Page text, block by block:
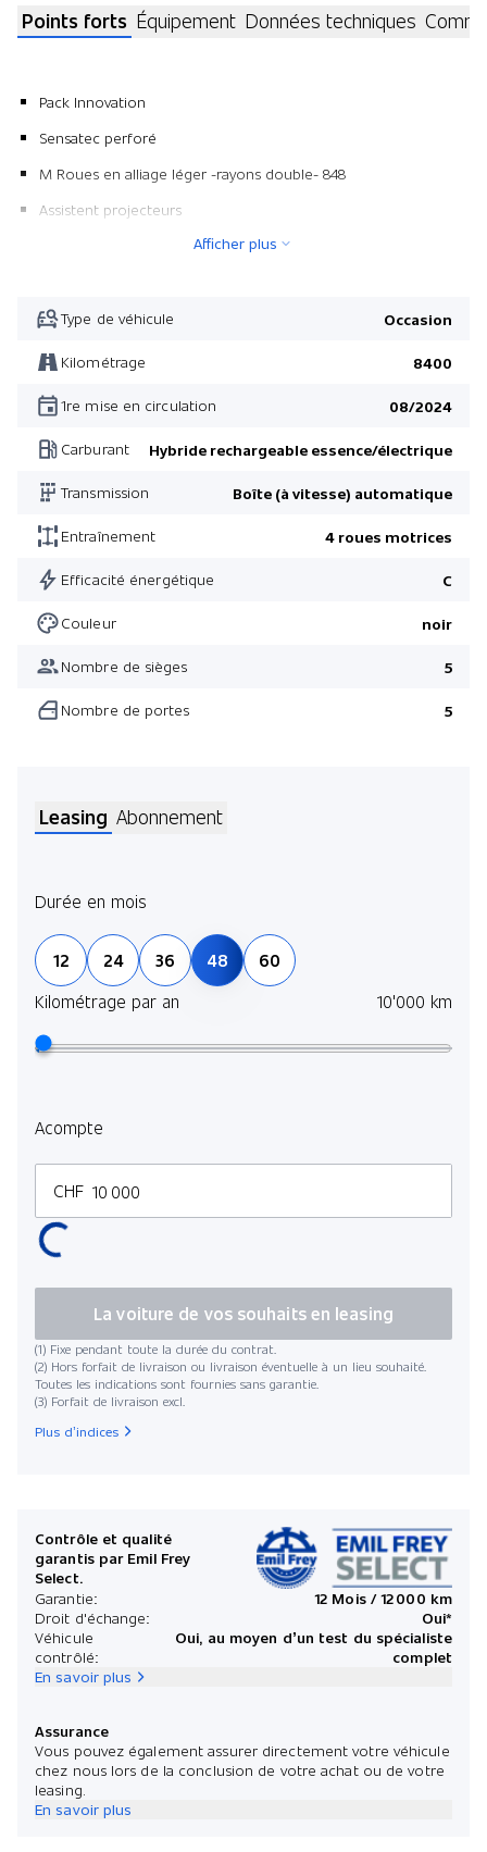
Points forts Équipement Données techniques
Pack Innovation
Sensatec perforé
M Roues en alliage léger -rayons double- 848
Assistent projecteurs
Direction sports variable
Alarme antivol
Pack M Sport
Pack Travel
Attelage de remorque
Vitres athermiques
Driving Assistant
Pack M Sport
Pack M Sport Pro
Pack Innovation
Afficher plus
Type de véhicule Occasion
Kilométrage 8400
1re mise en circulation 08/2024
Carburant Hybride rechargeable essence/électrique
Transmission Boîte (à vitesse) automatique
Entraînement 4 roues motrices
Efficacité énergétique C
Couleur noir
Nombre de sièges 5
Nombre de portes 5
Leasing Abonnement
Durée en mois
12 24 36 48
60
Kilométrage par an
10'000 km
Acompte
CHF
(1) Fixe pendant toute la durée du contrat.
(2) Hors forfait de livraison ou livraison éventuelle à un lieu souhaité.
Toutes les indications sont fournies sans garantie.
(3) Forfait de livraison excl.
La voiture de vos souhaits en leasing
Plus d’indices
Contrôle et qualité
garantis par Emil Frey
Select.
Garantie:
12 Mois / 12 000 km
Droit d'échange:
Oui*
Véhicule
contrôlé:
Oui, au moyen d’un test du spécialiste
complet
En savoir plus
Assurance
Vous pouvez également assurer directement votre véhicule
chez nous lors de la conclusion de votre achat ou de votre
leasing.
En savoir plus